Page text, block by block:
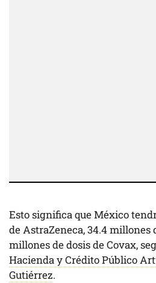
Esto significa que México
de AstraZeneca, 34.4 millones
millones de dosis de Covax,
Hacienda y Crédito Público
Gutiérrez.